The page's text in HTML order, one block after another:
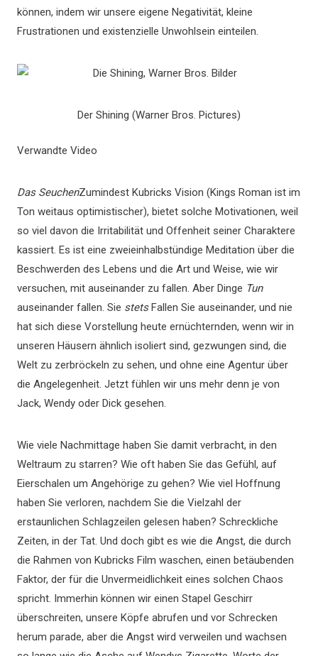
können, indem wir unsere eigene Negativität, kleine
Frustrationen und existenzielle Unwohlsein einteilen.
Der Shining (Warner Bros. Pictures)
Verwandte Video
Das SeuchenZumindest Kubricks Vision (Kings Roman ist im
Ton weitaus optimistischer), bietet solche Motivationen, weil
so viel davon die Irritabilität und Offenheit seiner Charaktere
kassiert. Es ist eine zweieinhalbstündige Meditation über die
Beschwerden des Lebens und die Art und Weise, wie wir
versuchen, mit auseinander zu fallen. Aber Dinge Tun
auseinander fallen. Sie stetsFallen Sie auseinander, und nie
hat sich diese Vorstellung heute ernüchternden, wenn wir in
unseren Häusern ähnlich isoliert sind, gezwungen sind, die
Welt zu zerbröckeln zu sehen, und ohne eine Agentur über
die Angelegenheit. Jetzt fühlen wir uns mehr denn je von
Jack, Wendy oder Dick gesehen.
Wie viele Nachmittage haben Sie damit verbracht, in den
Weltraum zu starren? Wie oft haben Sie das Gefühl, auf
Eierschalen um Angehörige zu gehen? Wie viel Hoffnung
haben Sie verloren, nachdem Sie die Vielzahl der
erstaunlichen Schlagzeilen gelesen haben? Schreckliche
Zeiten, in der Tat. Und doch gibt es wie die Angst, die durch
die Rahmen von Kubricks Film waschen, einen betäubenden
Faktor, der für die Unvermeidlichkeit eines solchen Chaos
spricht. Immerhin können wir einen Stapel Geschirr
überschreiten, unsere Köpfe abrufen und vor Schrecken
herum parade, aber die Angst wird verweilen und wachsen